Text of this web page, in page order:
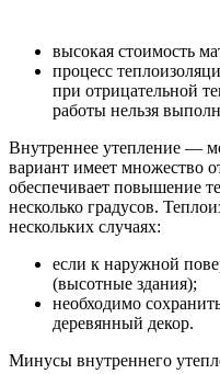
высокая стоимость
процесс
при отрицательной
работы нельзя
Внутреннее утепление —
вариант имеет множество
обеспечивает повышение
несколько градусов.
нескольких случаях:
если к наружной
(высотные здания);
необходимо
деревянный декор.
Минусы внутреннего